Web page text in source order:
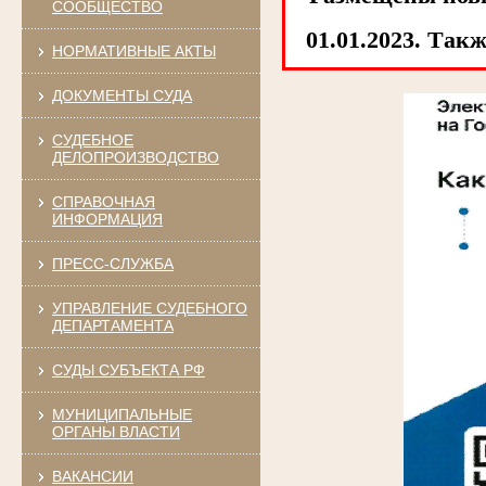
СООБЩЕСТВО
НОРМАТИВНЫЕ АКТЫ
ДОКУМЕНТЫ СУДА
СУДЕБНОЕ
ДЕЛОПРОИЗВОДСТВО
СПРАВОЧНАЯ
ИНФОРМАЦИЯ
ПРЕСС-СЛУЖБА
УПРАВЛЕНИЕ СУДЕБНОГО
ДЕПАРТАМЕНТА
СУДЫ СУБЪЕКТА РФ
МУНИЦИПАЛЬНЫЕ
ОРГАНЫ ВЛАСТИ
ВАКАНСИИ
01.01.2023.